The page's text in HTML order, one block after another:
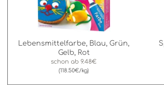
Lebensmittelfarbe, Blau, Grün,
Gelb, Rot
schon ab9.48€
(118.50€/kg)